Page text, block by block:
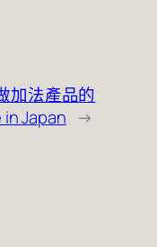
加法產品的
in Japan →